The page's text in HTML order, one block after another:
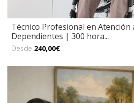
Técnico Profesional en Atención
Dependientes | 300 hora...
Desde 240,00€